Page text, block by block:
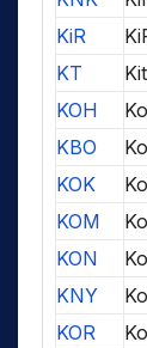
KiR
KT
KOH
KBO
KOK
KOM
KON
KNY
KOR